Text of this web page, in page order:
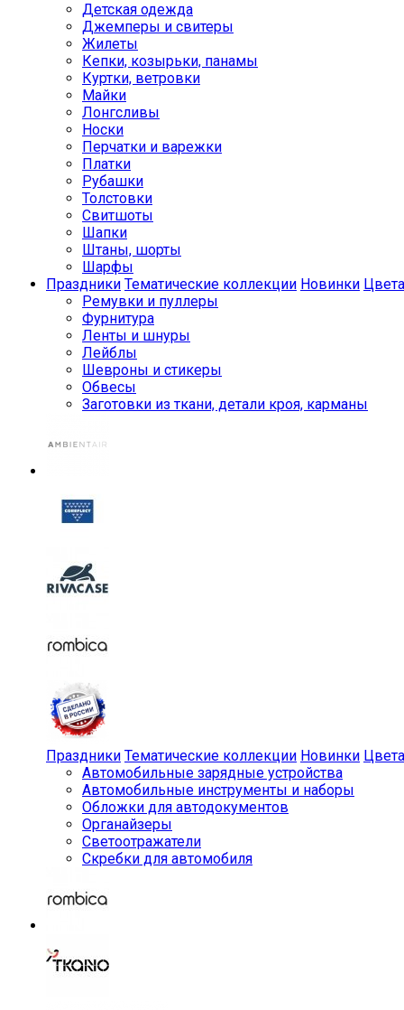
Детская одежда
Джемперы и свитеры
Жилеты
Кепки, козырьки, панамы
Куртки, ветровки
Майки
Лонгсливы
Носки
Перчатки и варежки
Платки
Рубашки
Толстовки
Свитшоты
Шапки
Штаны, шорты
Шарфы
Праздники Тематические коллекции Новинки Цвета
Ремувки и пуллеры
Фурнитура
Ленты и шнуры
Лейблы
Шевроны и стикеры
Обвесы
Заготовки из ткани, детали кроя, карманы
Праздники Тематические коллекции Новинки Цвета
Автомобильные зарядные устройства
Автомобильные инструменты и наборы
Обложки для автодокументов
Органайзеры
Светоотражатели
Скребки для автомобиля